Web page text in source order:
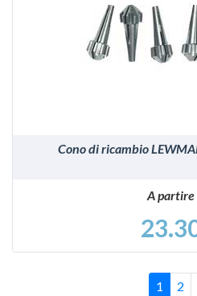
VEDI
Cono di ricambio
A partire
1 2